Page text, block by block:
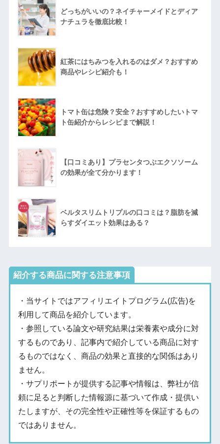
どっちがいいの？ネイチャーメイドとディア
ナチュラを徹底比較！
紅茶にはちみつを入れるのはダメ？おすすめ
商品やレシピ紹介も！
トマト缶は危険？安全？おすすめしたいトマ
ト缶紹介からレシピまで解説！
【口コミあり】プラセンタつぶエクソソーム
の効果が全て分かります！
ベルタスリムトリプルの口コミは？脂肪を減
らすダイエット効果はある？
紹介する商品に関する注意事項
・当サイトではアフィリエイトプログラム(広告)を
利用して商品を紹介しています。
・参照している論文や研究結果は栄養素や成分に対
するものであり、記事内で紹介している商品に対す
るものではなく、商品の効果と直接的な関係はあり
ません。
・サプリポートが提供する記事や情報は、弊社が信
頼に足ると判断した情報源に基づいて作成・提供い
たしますが、その完全性や正確性等を保証するもの
ではありません。